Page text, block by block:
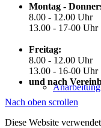
Anarbeitung
Montag -
8.00 - 12.00 Uhr
13.00 - 17-00 Uhr
Freitag:
8.00 - 12.00 Uhr
13.00 - 16-00 Uhr
und nach
Nach oben scrollen
Diese Website